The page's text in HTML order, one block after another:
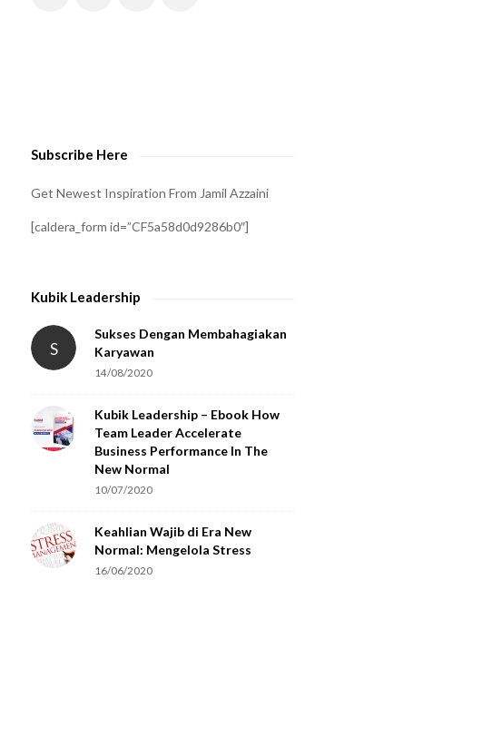
Subscribe Here
Get Newest Inspiration From Jamil Azzaini
[caldera_form id=”CF5a58d0d9286b0″]
Kubik Leadership
S
Sukses Dengan Membahagiakan
Karyawan
14/08/2020
Kubik Leadership – Ebook How
Team Leader Accelerate
Business Performance In The
New Normal
10/07/2020
Keahlian Wajib di Era New
Normal: Mengelola Stress
16/06/2020